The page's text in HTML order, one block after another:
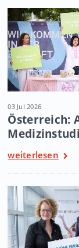
03 Jul 2026
Österreich:
weiterlesen